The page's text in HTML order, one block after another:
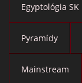
Egyptológia SK
Pyramídy
Mainstream